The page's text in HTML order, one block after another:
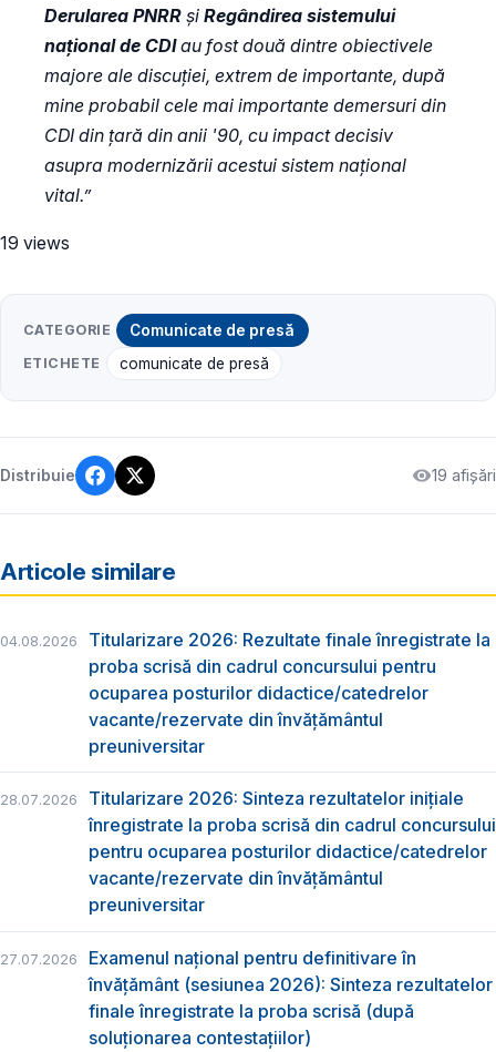
Derularea PNRR și Regândirea sistemului
național de CDIau fost două dintre obiectivele
majore ale discuției, extrem de importante, după
mine probabil cele mai importante demersuri din
CDI din țară din anii '90, cu impact decisiv
asupra modernizării acestui sistem național
vital.”
19 views
CATEGORIE Comunicate de presă
ETICHETE comunicate de presă
Distribuie 19 afișări
Articole similare
04.08.2026
Titularizare 2026: Rezultate finale înregistrate la
proba scrisă din cadrul concursului pentru
ocuparea posturilor didactice/catedrelor
vacante/rezervate din învăţământul
preuniversitar
28.07.2026
Titularizare 2026: Sinteza rezultatelor inițiale
înregistrate la proba scrisă din cadrul concursului
pentru ocuparea posturilor didactice/catedrelor
vacante/rezervate din învăţământul
preuniversitar
27.07.2026
Examenul național pentru definitivare în
învățământ (sesiunea 2026): Sinteza rezultatelor
finale înregistrate la proba scrisă (după
soluționarea contestațiilor)